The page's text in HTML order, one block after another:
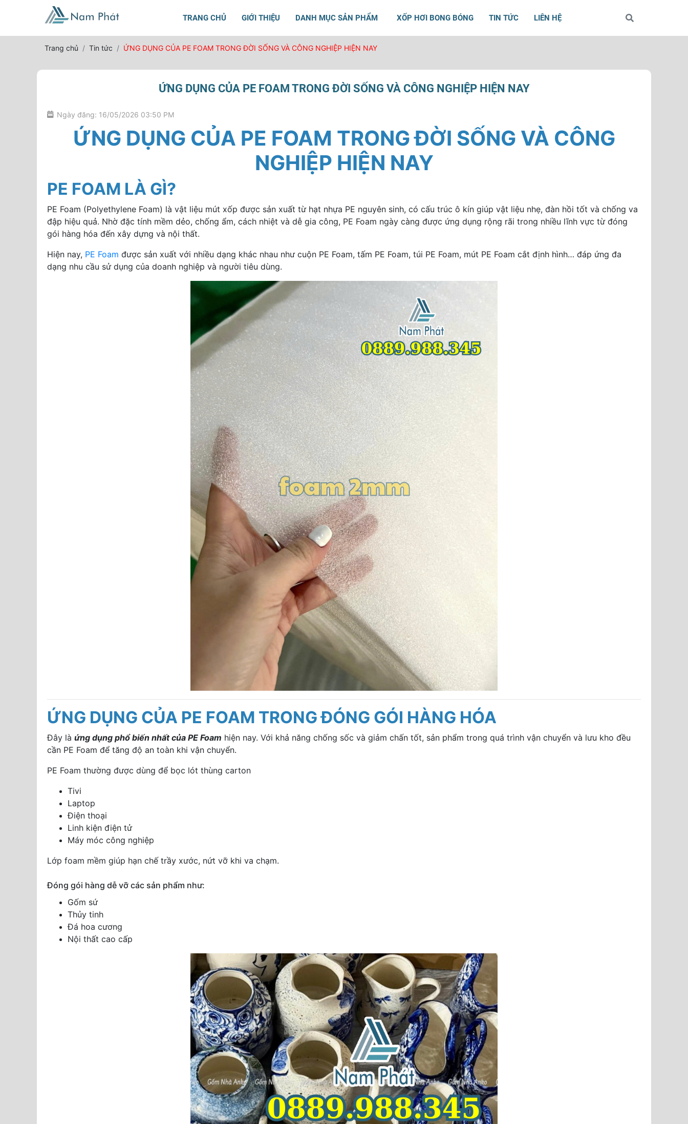
TRANG CHỦ GIỚI THIỆU DANH MỤC SẢN PHẨM XỐP HƠI BONG BÓNG TIN TỨC LIÊN HỆ
Trang chủ Tin tức ỨNG DỤNG CỦA PE FOAM TRONG ĐỜI SỐNG VÀ CÔNG NGHIỆP HIỆN NAY
ỨNG DỤNG CỦA PE FOAM TRONG ĐỜI SỐNG VÀ CÔNG NGHIỆP HIỆN NAY
Ngày đăng: 16/05/2026 03:50 PM
ỨNG DỤNG CỦA PE FOAM TRONG ĐỜI SỐNG VÀ CÔNG
NGHIỆP HIỆN NAY
PE FOAM LÀ GÌ?
PE Foam (Polyethylene Foam) là vật liệu mút xốp được sản xuất từ hạt nhựa PE nguyên sinh, có cấu trúc ô kín giúp vật liệu nhẹ, đàn hồi tốt và chống va
đập hiệu quả. Nhờ đặc tính mềm dẻo, chống ẩm, cách nhiệt và dễ gia công, PE Foam ngày càng được ứng dụng rộng rãi trong nhiều lĩnh vực từ đóng
gói hàng hóa đến xây dựng và nội thất.
Hiện nay, PE Foam được sản xuất với nhiều dạng khác nhau như cuộn PE Foam, tấm PE Foam, túi PE Foam, mút PE Foam cắt định hình… đáp ứng đa
dạng nhu cầu sử dụng của doanh nghiệp và người tiêu dùng.
ỨNG DỤNG CỦA PE FOAM TRONG ĐÓNG GÓI HÀNG HÓA
Đây là ứng dụng phổ biến nhất của PE Foam hiện nay. Với khả năng chống sốc và giảm chấn tốt, sản phẩm trong quá trình vận chuyển và lưu kho đều
cần PE Foam để tăng độ an toàn khi vận chuyển.
PE Foam thường được dùng để bọc lót thùng carton
Tivi
Laptop
Điện thoại
Linh kiện điện tử
Máy móc công nghiệp
Lớp foam mềm giúp hạn chế trầy xước, nứt vỡ khi va chạm.
Đóng gói hàng dễ vỡ các sản phẩm như:
Gốm sứ
Thủy tinh
Đá hoa cương
Nội thất cao cấp